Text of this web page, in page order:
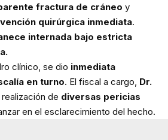
fractura de cráneo y
quirúrgica inmediata.
internada bajo estricta
clínico, se dio inmediata
en turno. El fiscal a cargo, Dr.
realización de diversas pericias
en el esclarecimiento del hecho.